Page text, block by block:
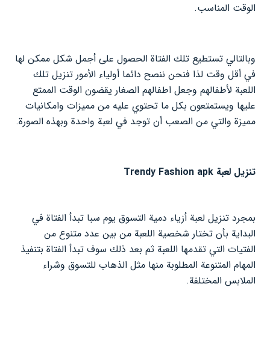
الوقت المناسب.
وبالتالي تستطيع تلك الفتاة الحصول على أجمل شكل ممكن لها
في أقل وقت لذا فنحن ننصح دائما أولياء الأمور تنزيل تلك
اللعبة لأطفالهم وجعل اطفالهم الصغار يقضون الوقت الممتع
عليها ويستمتعون بكل ما تحتوي عليه من مميزات وامكانيات
مميزة والتي من الصعب أن توجد في لعبة واحدة وبهذه الصورة.
تنزيل لعبة Trendy Fashion apk
بمجرد تنزيل لعبة أزياء دمية التسوق يوم سبا تبدأ الفتاة في
البداية بأن تختار شخصية اللعبة من بين عدد متنوع من
الفتيات التي تقدمها اللعبة ثم بعد ذلك سوف تبدأ الفتاة بتنفيذ
المهام المتنوعة المطلوبة منها مثل الذهاب للتسوق وشراء
الملابس المختلفة.